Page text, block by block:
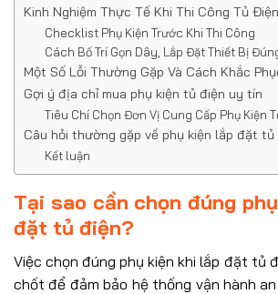
Kinh Nghiệm Thực Tế Khi Thi Công Tủ Điện
Checklist Phụ Kiện Trước Khi Thi Công
Cách Bố Trí Gọn Dây, Lắp Đặt Thiết Bị
Một Số Lỗi Thường Gặp Và Cách Khắc
Gợi ý địa chỉ mua phụ kiện tủ điện uy tín
Tiêu Chí Chọn Đơn Vị Cung Cấp Phụ Kiện
Câu hỏi thường gặp về phụ kiện lắp đặt tủ
Kết luận
Tại sao cần chọn đúng
đặt tủ điện?
Việc chọn đúng phụ kiện khi lắp đặt tủ
chốt để đảm bảo hệ thống vận hành